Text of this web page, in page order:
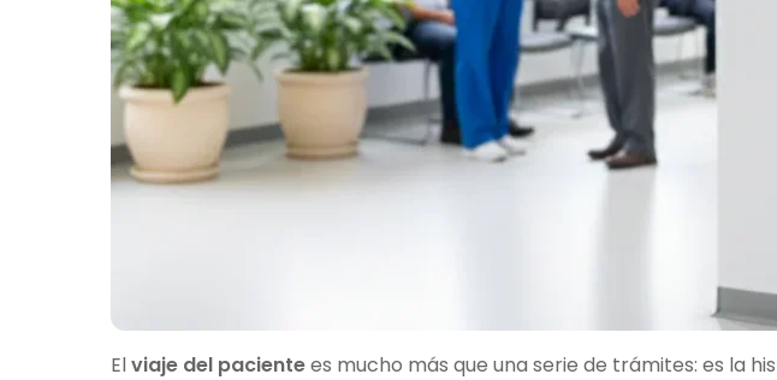
Elviaje del pacientees mucho más que una serie de trámites: es la